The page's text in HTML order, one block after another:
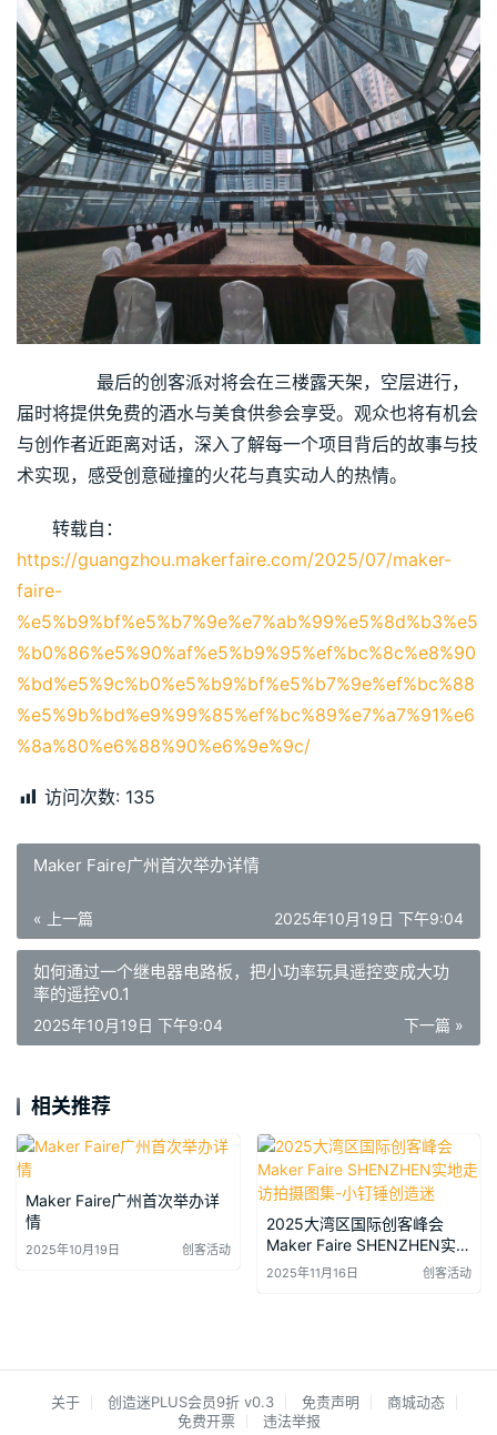
最后的创客派对将会在三楼露天架，空层进行，
届时将提供免费的酒水与美食供参会享受。观众也将有机会
与创作者近距离对话，深入了解每一个项目背后的故事与技
术实现，感受创意碰撞的火花与真实动人的热情。
转载自：
https://guangzhou.makerfaire.com/2025/07/maker-
faire-
%e5%b9%bf%e5%b7%9e%e7%ab%99%e5%8d%b3%e5
%b0%86%e5%90%af%e5%b9%95%ef%bc%8c%e8%90
%bd%e5%9c%b0%e5%b9%bf%e5%b7%9e%ef%bc%88
%e5%9b%bd%e9%99%85%ef%bc%89%e7%a7%91%e6
%8a%80%e6%88%90%e6%9e%9c/
访问次数: 135
Maker Faire广州首次举办详情
« 上一篇 2025年10月19日 下午9:04
如何通过一个继电器电路板，把小功率玩具遥控变成大功
率的遥控v0.1
下一篇 »
2025年10月19日 下午9:04
相关推荐
Maker Faire广州首次举办详
情
2025年10月19日 创客活动
2025大湾区国际创客峰会
Maker Faire SHENZHEN实地
走访拍摄图集-小钉锤创造迷
2025年11月16日 创客活动
关于 创造迷PLUS会员9折 v0.3 免责声明
商城动态
免费开票
违法举报